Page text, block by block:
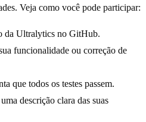
Veja como você pode participar:
da Ultralytics no GitHub.
funcionalidade ou correção de
que todos os testes passem.
descrição clara das suas